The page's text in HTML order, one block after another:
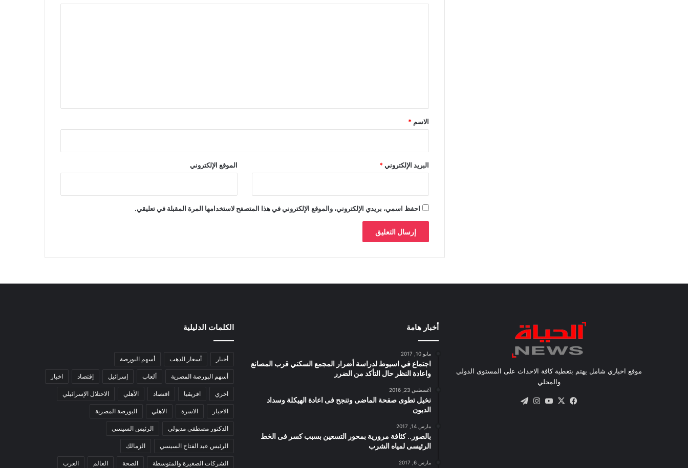
*
الاسم *
البريد الإلكتروني* الموقع الإلكتروني
احفظ اسمي، بريدي الإلكتروني، والموقع الإلكتروني في هذا المتصفح لاستخدامها المرة المقبلة في تعليقي.
موقع اخباري شامل يهتم بتغطية كافة الاحداث على المستوى الدولي
والمحلي
فيسبوك
X يوتيوبانستقرام
أخبار هامة
مايو 10, 2017
اجتماع في اسيوط لدراسة أضرار المجمع السكني قرب المصانع
واعادة النظر حال التأكد من الضرر
أغسطس 23, 2016
نخيل تطوى صفحة الماضى وتنجح فى اعادة الهيكلة وسداد
الديون
مارس 14, 2017
بالصور.. كثافة مرورية بمحور التسعين بسبب كسر فى الخط
الرئيسى لمياه الشرب
مارس 6, 2017
الكلمات الدليلية
أخبار أسعار الذهب أسهم البورصة
أسهم البورصة المصرية ألعاب إسرائيل إقتصاد اخبار
اخري افريقيا اقتصاد الأهلي الاحتلال الإسرائيلي
الاخبار الاسرة الاهلي البورصة المصرية
الدكتور مصطفى مدبولى الرئيس السيسي
الرئيس عبد الفتاح السيسي الزمالك
الشركات الصغيرة والمتوسطة الصحة العالم العرب